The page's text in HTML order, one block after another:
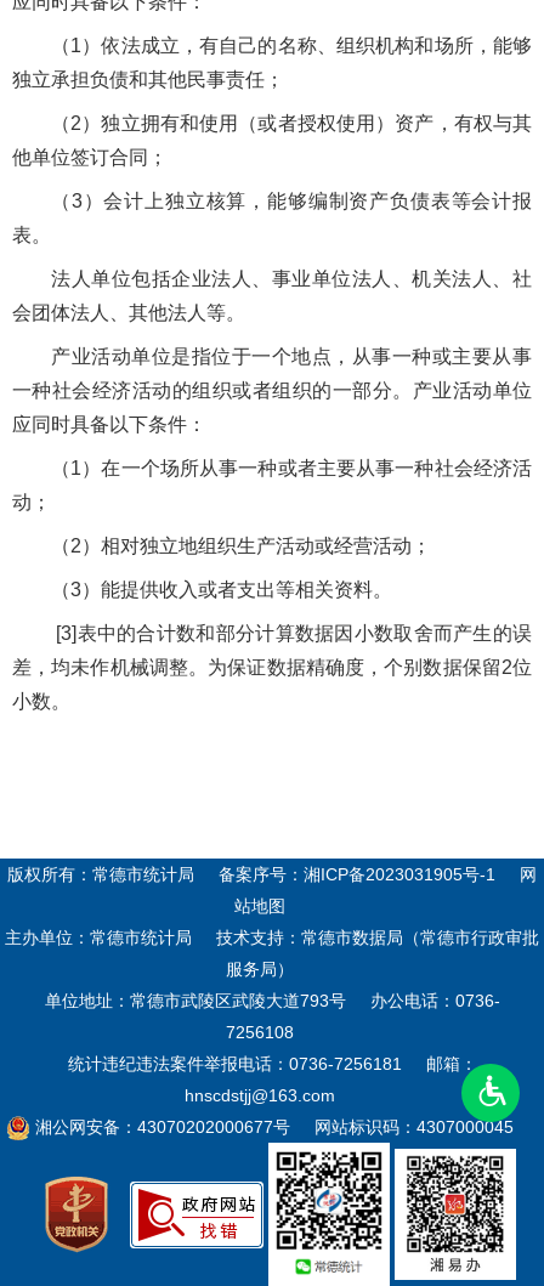
（1）依法成立，有自己的名称、组织机构和场所，能够
独立承担负债和其他民事责任；
（2）独立拥有和使用（或者授权使用）资产，有权与其
他单位签订合同；
（3）会计上独立核算，能够编制资产负债表等会计报
表。
法人单位包括企业法人、事业单位法人、机关法人、社
会团体法人、其他法人等。
产业活动单位是指位于一个地点，从事一种或主要从事
一种社会经济活动的组织或者组织的一部分。产业活动单位
应同时具备以下条件：
（1）在一个场所从事一种或者主要从事一种社会经济活
动；
（2）相对独立地组织生产活动或经营活动；
（3）能提供收入或者支出等相关资料。
[3]表中的合计数和部分计算数据因小数取舍而产生的误
差，均未作机械调整。为保证数据精确度，个别数据保留2位
小数。
版权所有：常德市统计局 备案序号： 湘ICP备2023031905号-1
网
站地图
主办单位：常德市统计局
技术支持：常德市数据局（常德市行政审批
服务局）
单位地址：常德市武陵区武陵大道793号
办公电话：0736-
7256108
统计违纪违法案件举报电话：0736-7256181
邮箱：
hnscdstjj@163.com
湘公网安备：43070202000677号
网站标识码：4307000045